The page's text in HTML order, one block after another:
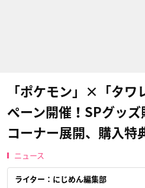
「ポケモン」×「タワ
ペーン開催！SPグッ
コーナー展開、購入特
ニュース
ライター：にじめん編集部